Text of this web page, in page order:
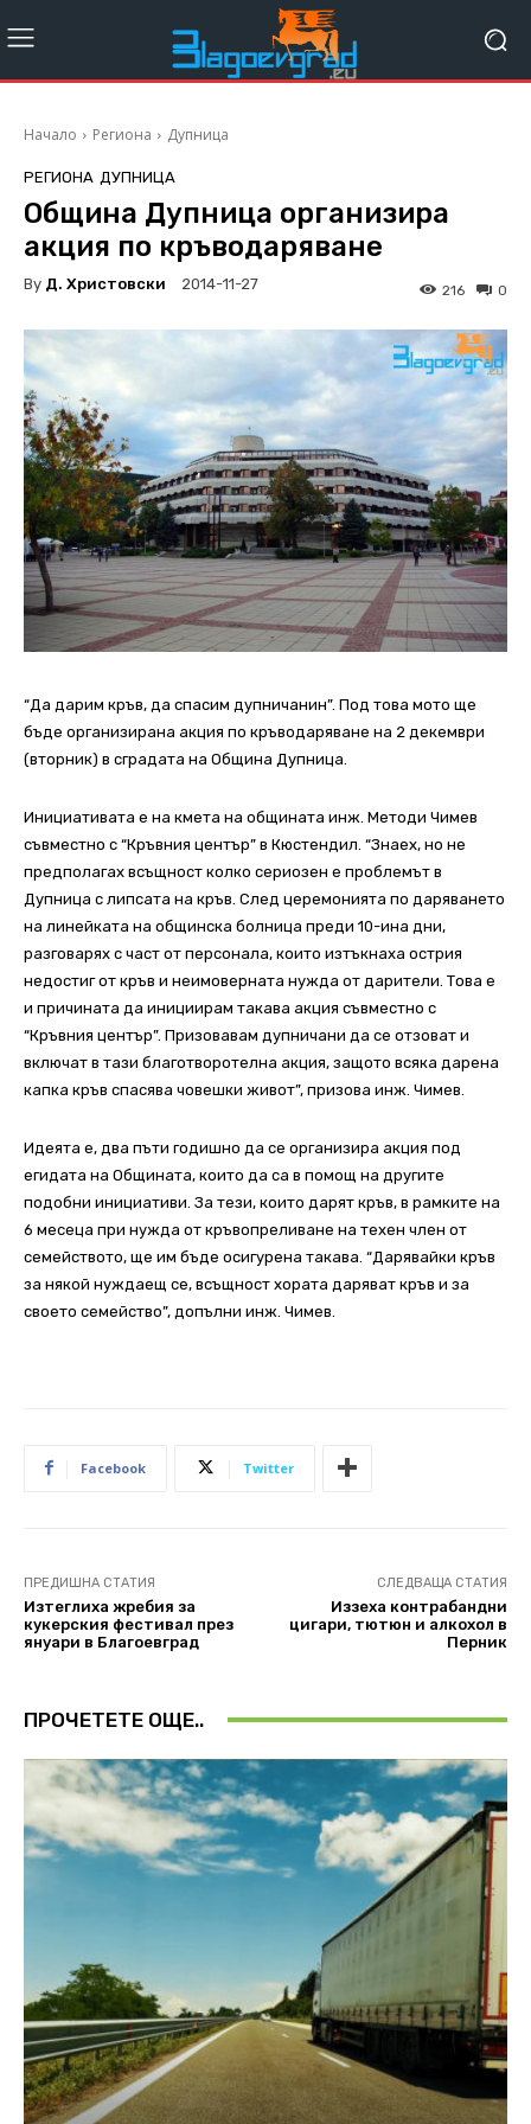
Начало Региона Дупница
РЕГИОНА ДУПНИЦА
Община Дупница организира
акция по кръводаряване
By Д. Христовски 2014-11-27 0
216
“Да дарим кръв, да спасим дупничанин”. Под това мото ще
бъде организирана акция по кръводаряване на 2 декември
(вторник) в сградата на Община Дупница.
Инициативата е на кмета на общината инж. Методи Чимев
съвместно с “Кръвния център” в Кюстендил. “Знаех, но не
предполагах всъщност колко сериозен е проблемът в
Дупница с липсата на кръв. След церемонията по даряването
на линейката на общинска болница преди 10-ина дни,
разговарях с част от персонала, които изтъкнаха острия
недостиг от кръв и неимоверната нужда от дарители. Това е
и причината да инициирам такава акция съвместно с
“Кръвния център”. Призовавам дупничани да се отзоват и
включат в тази благотворотелна акция, защото всяка дарена
капка кръв спасява човешки живот”, призова инж. Чимев.
Идеята е, два пъти годишно да се организира акция под
егидата на Общината, които да са в помощ на другите
подобни инициативи. За тези, които дарят кръв, в рамките на
6 месеца при нужда от кръвопреливане на техен член от
семейството, ще им бъде осигурена такава. “Дарявайки кръв
за някой нуждаещ се, всъщност хората даряват кръв и за
своето семейство”, допълни инж. Чимев.
Facebook Twitter
ПРЕДИШНА СТАТИЯ
Изтеглиха жребия за
кукерския фестивал през
януари в Благоевград
СЛЕДВАЩА СТАТИЯ
Иззеха контрабандни
цигари, тютюн и алкохол в
Перник
ПРОЧЕТЕТЕ ОЩЕ..